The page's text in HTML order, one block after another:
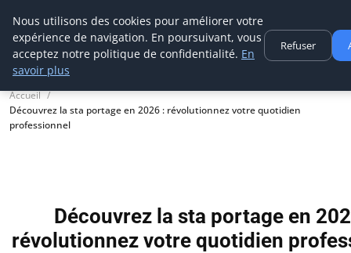
Aecme
Accueil
Découvrez la sta portage en 2026 : révolutionnez votre quotidien
professionnel
Découvrez la sta portage en
révolutionnez votre quotidien
Nous utilisons des cookies pour améliorer votre
expérience de navigation. En poursuivant, vous
acceptez notre politique de confidentialité. En
savoir plus
Refuser